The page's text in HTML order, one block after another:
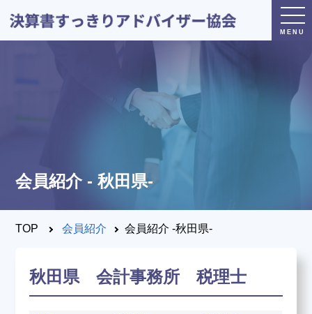
アドバイザー協会とは？
決算書すっきりアドバイザー とは？
会員紹介 - 秋田県-
TOP 会員紹介 会員紹介 -秋田県-
秋田県 会計事務所 税理士